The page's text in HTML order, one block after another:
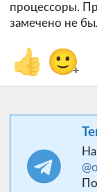
процессоры.
замечено не
👍 🙂
+